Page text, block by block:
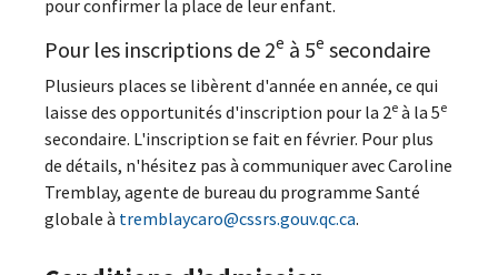
pour confirmer la place de leur enfant.
Pour les inscriptions de 2e à 5e secondaire
Plusieurs places se libèrent d'année en année, ce qui
laisse des opportunités d'inscription pour la 2e à la 5e
secondaire. L'inscription se fait en février. Pour plus
de détails, n'hésitez pas à communiquer avec Caroline
Tremblay, agente de bureau du programme Santé
globale à tremblaycaro@cssrs.gouv.qc.ca.